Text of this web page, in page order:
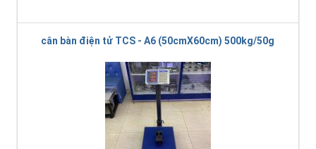
cân bàn điện tử TCS - A6 (50cmX60cm) 500kg/50g